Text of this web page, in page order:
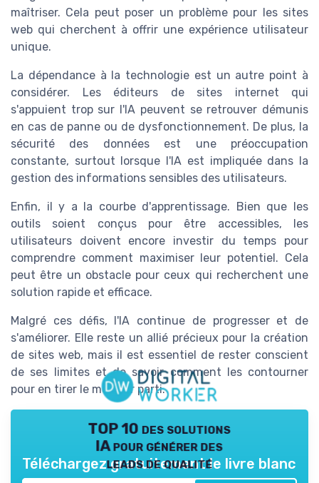
maîtriser. Cela peut poser un problème pour les sites
web qui cherchent à offrir une expérience utilisateur
unique.
La dépendance à la technologie est un autre point à
considérer. Les éditeurs de sites internet qui
s'appuient trop sur l'IA peuvent se retrouver démunis
en cas de panne ou de dysfonctionnement. De plus, la
sécurité des données est une préoccupation
constante, surtout lorsque l'IA est impliquée dans la
gestion des informations sensibles des utilisateurs.
Enfin, il y a la courbe d'apprentissage. Bien que les
outils soient conçus pour être accessibles, les
utilisateurs doivent encore investir du temps pour
comprendre comment maximiser leur potentiel. Cela
peut être un obstacle pour ceux qui recherchent une
solution rapide et efficace.
Malgré ces défis, l'IA continue de progresser et de
s'améliorer. Elle reste un allié précieux pour la création
de sites web, mais il est essentiel de rester conscient
de ses limites et de savoir comment les contourner
pour en tirer le meilleur parti.
TOP 10 des solutions
IA pour générer des
leads de qualité
Téléchargez gratuitement le livre blanc